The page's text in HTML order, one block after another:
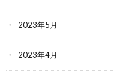
2023年5月
2023年4月